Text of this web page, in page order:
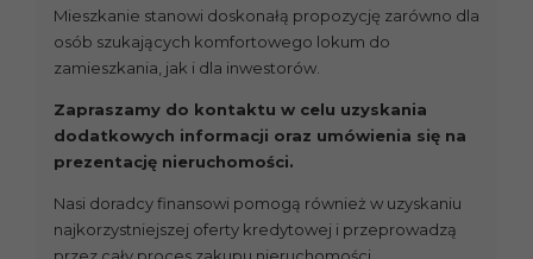
Mieszkanie stanowi doskonałą propozycję zarówno dla
osób szukających komfortowego lokum do
zamieszkania, jak i dla inwestorów.
Zapraszamy do kontaktu w celu uzyskania
dodatkowych informacji oraz umówienia się na
prezentację nieruchomości.
Nasi doradcy finansowi pomogą również w uzyskaniu
najkorzystniejszej oferty kredytowej i przeprowadzą